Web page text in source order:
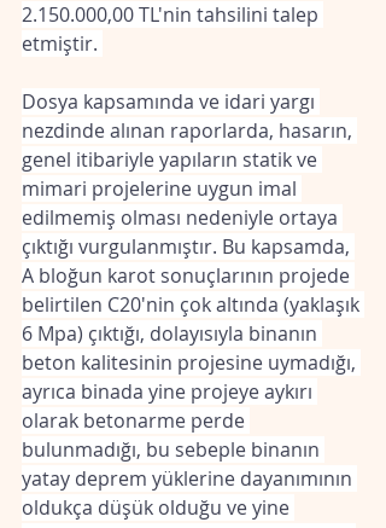
2.150.000,00 TL'nin tahsilini talep
etmiştir.
Dosya kapsamında ve idari yargı
nezdinde alınan raporlarda, hasarın,
genel itibariyle yapıların statik ve
mimari projelerine uygun imal
edilmemiş olması nedeniyle ortaya
çıktığı vurgulanmıştır. Bu kapsamda,
A bloğun karot sonuçlarının projede
belirtilen C20'nin çok altında (yaklaşık
6 Mpa) çıktığı, dolayısıyla binanın
beton kalitesinin projesine uymadığı,
ayrıca binada yine projeye aykırı
olarak betonarme perde
bulunmadığı, bu sebeple binanın
yatay deprem yüklerine dayanımının
oldukça düşük olduğu ve yine